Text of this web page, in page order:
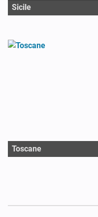
Sicile
Toscane